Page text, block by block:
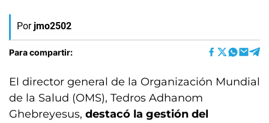
Por jmo2502
Para compartir:
El director general de la Organización Mundial
de la Salud (OMS), Tedros Adhanom
Ghebreyesus, destacó la gestión del